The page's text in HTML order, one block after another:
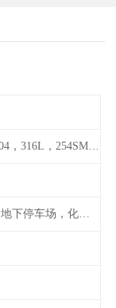
Q235，Q345，SUS304，316L，254SMO，2205
电厂，钢结构平台，地下停车场，化工平台，港口码头